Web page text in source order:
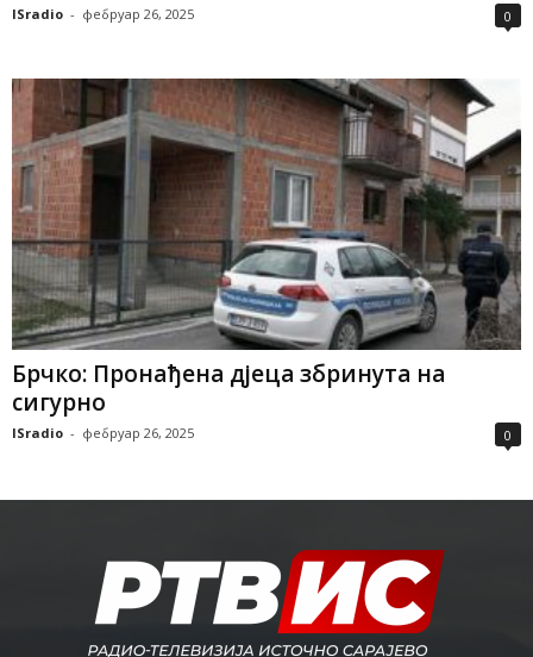
ISradio - фебруар 26, 2025 0
Брчко: Пронађена дјеца збринута на
сигурно
ISradio - фебруар 26, 2025 0